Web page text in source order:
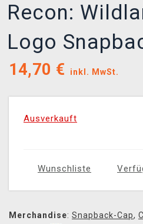
Recon:
Logo
14,70 € inkl. MwSt.
Ausverkauft
Wunschliste
Merchandise: Snapback-Cap,